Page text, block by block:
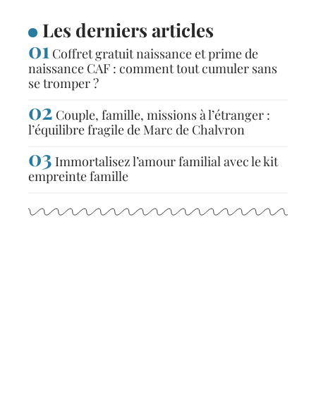
Les derniers articles
Coffret gratuit naissance et prime de
naissance CAF : comment tout cumuler sans
se tromper ?
Couple, famille, missions à l’étranger :
l’équilibre fragile de Marc de Chalvron
Immortalisez l’amour familial avec le kit
empreinte famille